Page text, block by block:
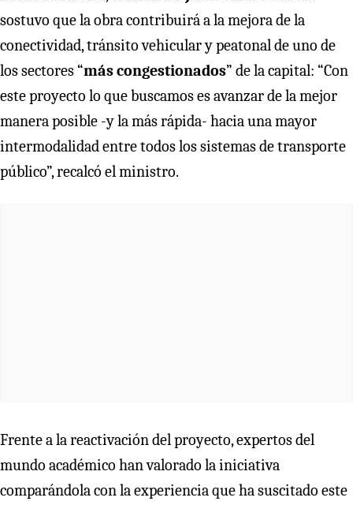
sostuvo que la obra contribuirá a la mejora de la
conectividad, tránsito vehicular y peatonal de uno de
los sectores “más congestionados” de la capital: “Con
este proyecto lo que buscamos es avanzar de la mejor
manera posible -y la más rápida- hacia una mayor
intermodalidad entre todos los sistemas de transporte
público”, recalcó el ministro.
Frente a la reactivación del proyecto, expertos del
mundo académico han valorado la iniciativa
comparándola con la experiencia que ha suscitado este